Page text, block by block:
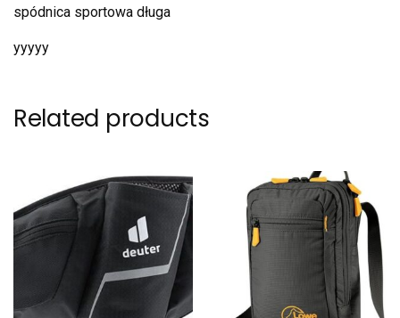
spódnica sportowa długa
yyyyy
Related products